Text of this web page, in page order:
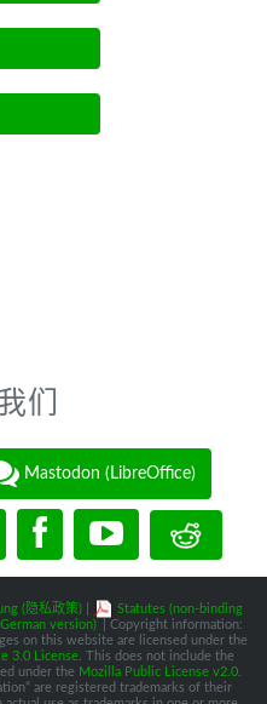
们
Mastodon (LibreOffice)
(隐私政策)|
Statutes (non-binding
version)
| Copyright information:
on this website are licensed under the
3.0 License . This does not include the
under the Mozilla Public License v2.0
are registered trademarks of their